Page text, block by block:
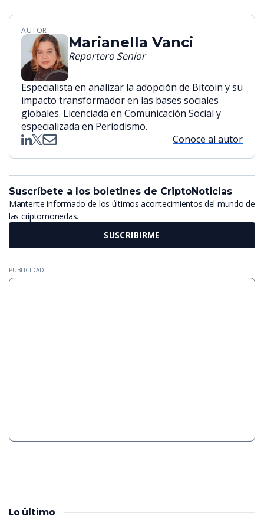
AUTOR
Marianella Vanci
Reportero Senior
Especialista en analizar la adopción de Bitcoin y su
impacto transformador en las bases sociales
globales. Licenciada en Comunicación Social y
especializada en Periodismo.
Conoce al autor
Suscríbete a los boletines de CriptoNoticias
Mantente informado de los últimos acontecimientos del mundo de
las criptomonedas.
SUSCRIBIRME
PUBLICIDAD
Lo último